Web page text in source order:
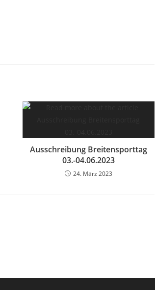
Ausschreibung Breitensporttag
03.-04.06.2023
24. März 2023